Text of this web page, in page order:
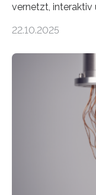
vernetzt, interaktiv
oft von
werden schnell
der Forschung
Jahre alt
Internationalen
technologie
internationale
22.10.2025